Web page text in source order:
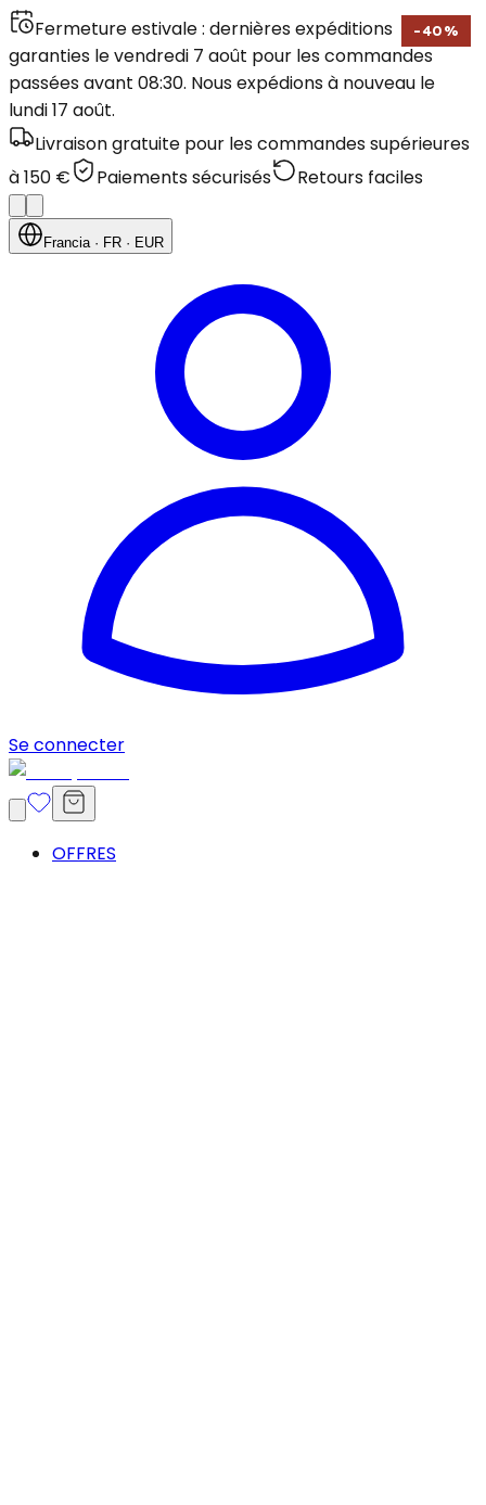
Fermeture estivale : dernières expéditions
garanties le vendredi 7 août pour les commandes
passées avant 08:30. Nous expédions à nouveau le
lundi 17 août.
Livraison gratuite pour les commandes supérieures
à 150 €
Paiements sécurisés Retours faciles
Francia· FR · EUR
Se connecter
OFFRES
- 40 %